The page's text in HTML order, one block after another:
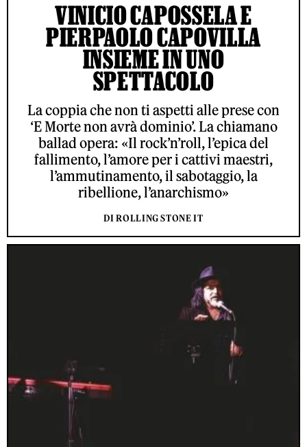
VINICIO CAPOSSELA E
PIERPAOLO CAPOVILLA
INSIEME IN UNO
SPETTACOLO
La coppia che non ti aspetti alle prese con
‘E Morte non avrà dominio’. La chiamano
ballad opera: «Il rock’n’roll, l’epica del
fallimento, l’amore per i cattivi maestri,
l’ammutinamento, il sabotaggio, la
ribellione, l’anarchismo»
DI ROLLING STONE IT